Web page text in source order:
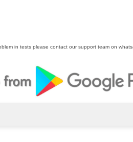
in tests please contact our support team on